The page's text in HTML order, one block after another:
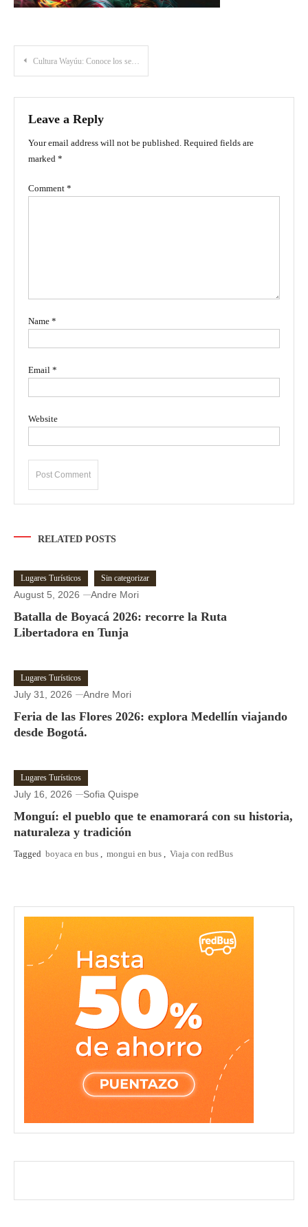
Post
navigation
Cultura Wayúu: Conoce los secretos ancestrales de los nativos de La Guajira
Leave a Reply
Your email address will not be published. Required fields are
marked *
Comment *
Name *
Email *
Website
RELATED POSTS
Lugares Turísticos Sin categorizar
August 5, 2026 Andre Mori
Batalla de Boyacá 2026: recorre la Ruta
Libertadora en Tunja
Lugares Turísticos
July 31, 2026 Andre Mori
Feria de las Flores 2026: explora Medellín viajando
desde Bogotá.
Lugares Turísticos
July 16, 2026 Sofia Quispe
Monguí: el pueblo que te enamorará con su historia,
naturaleza y tradición
Tagged boyaca en bus , mongui en bus , Viaja con redBus